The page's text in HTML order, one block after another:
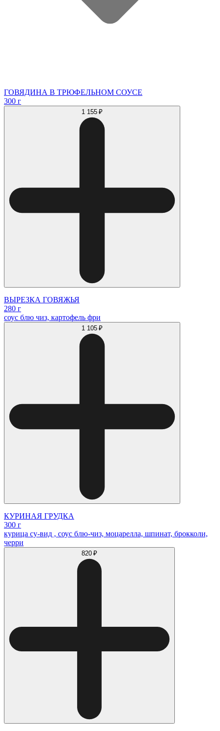
ГОВЯДИНА В ТРЮФЕЛЬНОМ СОУСЕ
300 г
1 155 ₽
ВЫРЕЗКА ГОВЯЖЬЯ
280 г
соус блю чиз, картофель фри
1 105 ₽
КУРИНАЯ ГРУДКА
300 г
курица су-вид , соус блю-чиз, моцарелла, шпинат, брокколи,
черри
820 ₽